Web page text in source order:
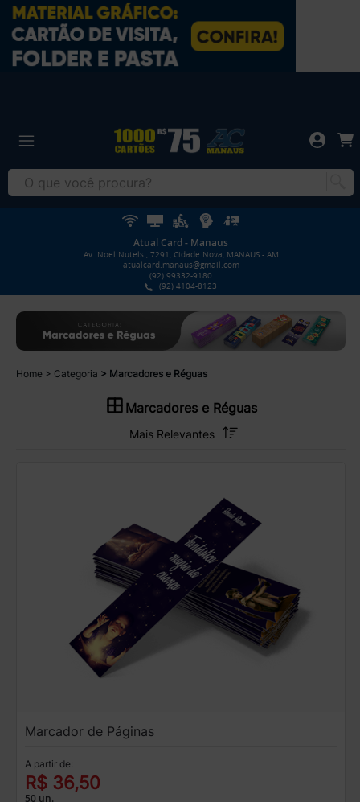
Atual Card - Manaus
Av. Noel Nutels , 7291, Cidade Nova, MANAUS - AM
atualcard.manaus@gmail.com
(92) 99332-9180
(92) 4104-8123
Home Categoria Marcadores e Réguas
Marcadores e Réguas
Marcador de Páginas
A partir de:
R$ 36,50
50 un.